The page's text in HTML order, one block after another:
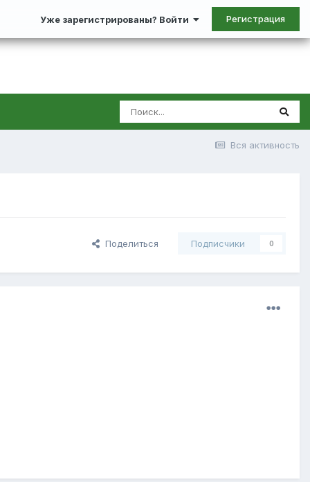
Уже зарегистрированы? Войти Регистрация
Вся активность
Поделиться Подписчики 0